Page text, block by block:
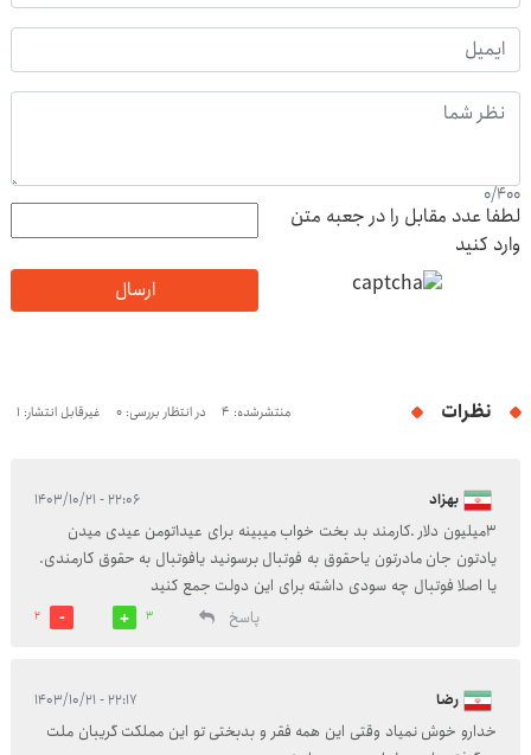
0/400
لطفا عدد مقابل را در جعبه متن
وارد کنید
ارسال
نظرات منتشرشده: 4 در انتظار بررسی: 0 غیرقابل انتشار: 1
بهزاد ۲۲:۰۶ - ۱۴۰۳/۱۰/۲۱
۳میلیون دلار .کارمند بد بخت خواب میبینه برای عید۱تومن عیدی میدن
یادتون جان مادرتون یاحقوق به فوتبال برسونید یافوتبال به حقوق کارمندی.
یا اصلا فوتبال چه سودی داشته برای این دولت جمع کنید
پاسخ
3
2
رضا ۲۲:۱۷ - ۱۴۰۳/۱۰/۲۱
خدارو خوش نمیاد وقتی این همه فقر و بدبختی تو این مملکت گریبان ملت